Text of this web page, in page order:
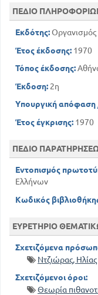
ΠΕΔΙΟ
Εκδότης:
Έτος έκδοσης: 1970
Τόπος έκδοσης:
Έκδοση: 2η
Υπουργική απόφαση
Έτος έγκρισης: 1970
ΠΕΔΙΟ
Εντοπισμός
Ελλήνων
Κωδικός
ΕΥΡΕΤΗΡΙΟ
Σχετιζόμενα
Ντζιώρας, Ηλίας
Σχετιζόμενοι όροι:
Θεωρία